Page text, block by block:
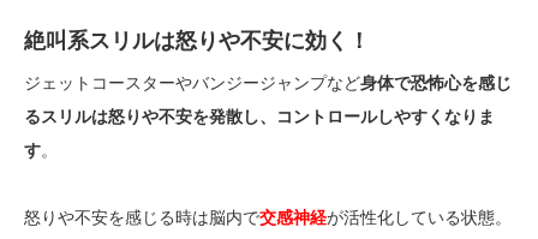
絶叫系スリルは怒りや不安に効く！
ジェットコースターやバンジージャンプなど身体で恐怖心を感じ
るスリルは怒りや不安を発散し、コントロールしやすくなりま
す。
怒りや不安を感じる時は脳内で交感神経が活性化している状態。